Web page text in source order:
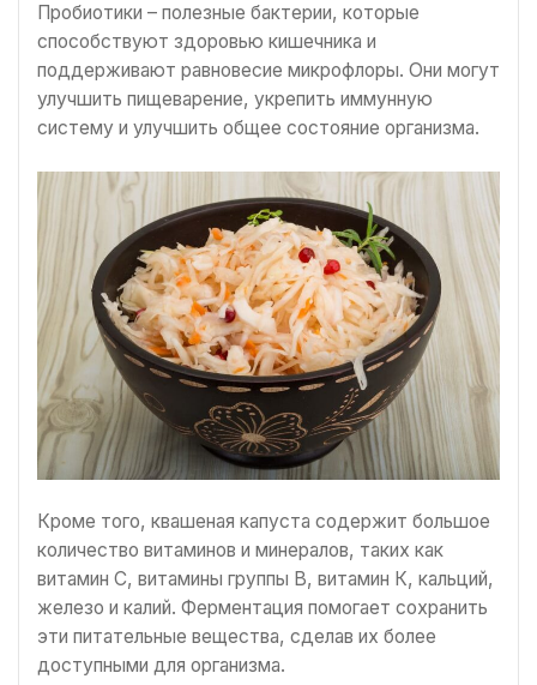
Пробиотики – полезные бактерии, которые
способствуют здоровью кишечника и
поддерживают равновесие микрофлоры. Они могут
улучшить пищеварение, укрепить иммунную
систему и улучшить общее состояние организма.
Кроме того, квашеная капуста содержит большое
количество витаминов и минералов, таких как
витамин С, витамины группы В, витамин К, кальций,
железо и калий. Ферментация помогает сохранить
эти питательные вещества, сделав их более
доступными для организма.